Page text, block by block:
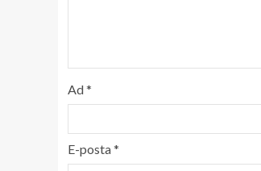
Ad*
E-posta*